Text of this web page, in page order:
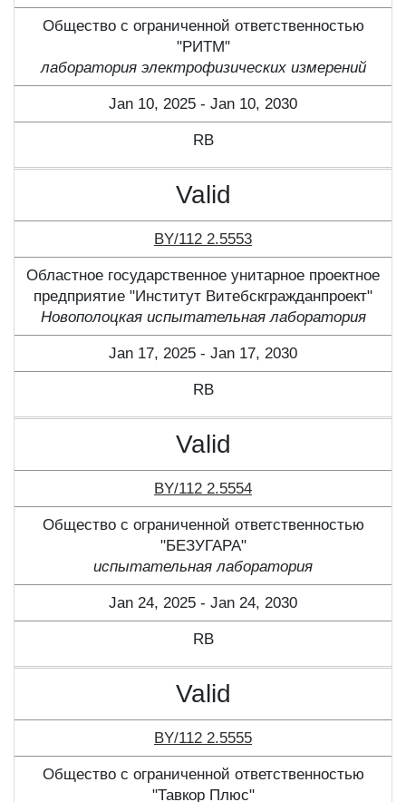
Общество с ограниченной ответственностью
"РИТМ"
лаборатория электрофизических измерений
Jan 10, 2025 - Jan 10, 2030
RB
Valid
BY/112 2.5553
Областное государственное унитарное проектное
предприятие "Институт Витебскгражданпроект"
Новополоцкая испытательная лаборатория
Jan 17, 2025 - Jan 17, 2030
RB
Valid
BY/112 2.5554
Общество с ограниченной ответственностью
"БЕЗУГАРА"
испытательная лаборатория
Jan 24, 2025 - Jan 24, 2030
RB
Valid
BY/112 2.5555
Общество с ограниченной ответственностью
"Тавкор Плюс"